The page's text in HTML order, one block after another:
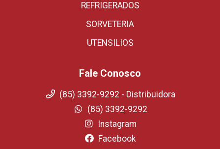
REFRIGERADOS
SORVETERIA
UTENSILIOS
Fale Conosco
(85) 3392-9292 - Distribuidora
(85) 3392-9292
Instagram
Facebook